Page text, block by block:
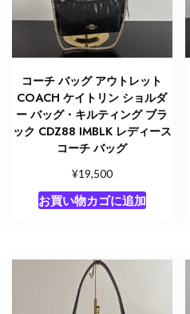
コーチ バッグ アウトレット
COACH ケイトリン ショルダ
ー バッグ・キルティング ブラ
ック CDZ88 IMBLK レディース
コーチ バッグ
¥19,500
お買い物カゴに追加